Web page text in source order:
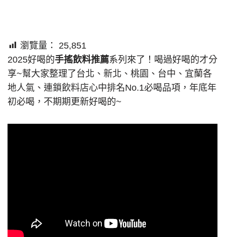
瀏覽量：
25,851
2025好喝的手搖飲料推薦系列來了！喝過好喝的才分
享~幫大家整理了台北、新北、桃園、台中、宜蘭各
地人氣、連鎖飲料店心中排名No.1必喝品項，年底年
初必喝，不期期更新好喝的~